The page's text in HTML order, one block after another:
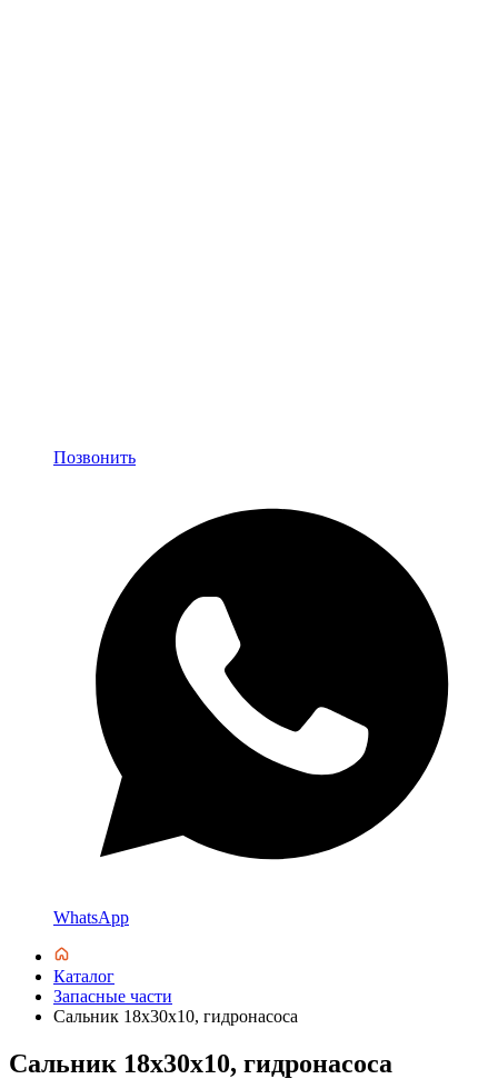
Позвонить
WhatsApp
Каталог
Запасные части
Сальник 18х30х10, гидронасоса
Сальник 18х30х10, гидронасоса